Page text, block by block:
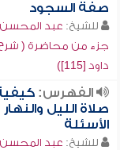
صفة السجود
للشيخ: عبد المحسن
جزء من محاضرة (
داود [115])
الفهرس:
صلاة الليل والنهار
الأسئلة
للشيخ: عبد المحسن